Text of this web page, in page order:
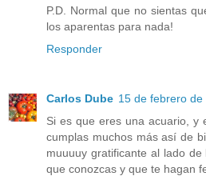
P.D. Normal que no sientas
los aparentas para nada!
Responder
Carlos Dube 15 de febrero de
Si es que eres una acuario, y
cumplas muchos más así de
muuuuy gratificante al lado
que conozcas y que te hagan